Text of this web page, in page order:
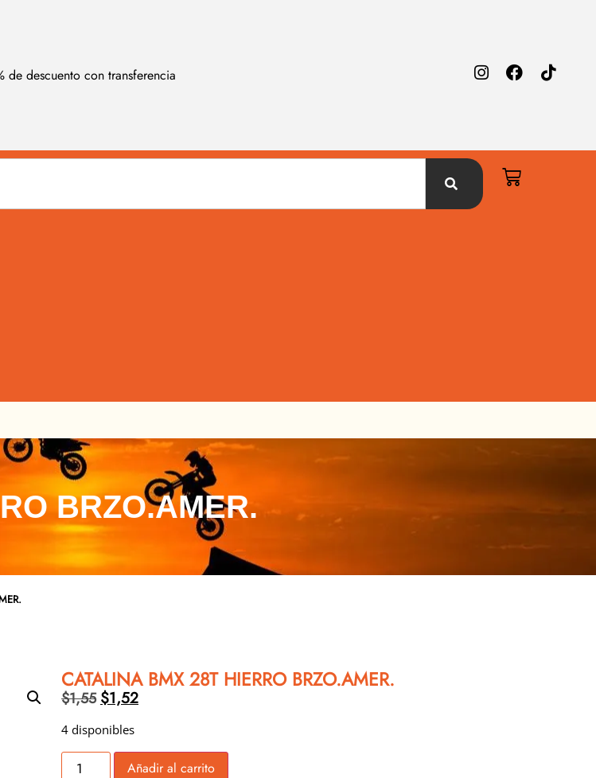
de descuento con transferencia
BRZO.AMER.
CATALINA BMX 28T HIERRO BRZO.AMER.
$1,55 $1,52
4 disponibles
Añadir al carrito